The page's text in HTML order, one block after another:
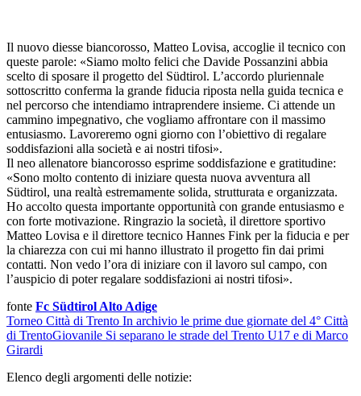
Il nuovo diesse biancorosso, Matteo Lovisa, accoglie il tecnico con
queste parole: «Siamo molto felici che Davide Possanzini abbia
scelto di sposare il progetto del Südtirol. L’accordo pluriennale
sottoscritto conferma la grande fiducia riposta nella guida tecnica e
nel percorso che intendiamo intraprendere insieme. Ci attende un
cammino impegnativo, che vogliamo affrontare con il massimo
entusiasmo. Lavoreremo ogni giorno con l’obiettivo di regalare
soddisfazioni alla società e ai nostri tifosi».
Il neo allenatore biancorosso esprime soddisfazione e gratitudine:
«Sono molto contento di iniziare questa nuova avventura all
Südtirol, una realtà estremamente solida, strutturata e organizzata.
Ho accolto questa importante opportunità con grande entusiasmo e
con forte motivazione. Ringrazio la società, il direttore sportivo
Matteo Lovisa e il direttore tecnico Hannes Fink per la fiducia e per
la chiarezza con cui mi hanno illustrato il progetto fin dai primi
contatti. Non vedo l’ora di iniziare con il lavoro sul campo, con
l’auspicio di poter regalare soddisfazioni ai nostri tifosi».
fonte Fc Südtirol Alto Adige
Torneo Città di Trento In archivio le prime due giornate del 4° Città
di TrentoGiovanile Si separano le strade del Trento U17 e di Marco
Girardi
Elenco degli argomenti delle notizie: